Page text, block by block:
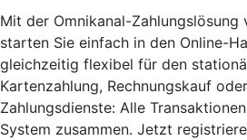
Mit der Omnikanal-Zahlungslösung
starten Sie einfach in den Online-
gleichzeitig flexibel für den
Kartenzahlung, Rechnungskauf
Zahlungsdienste: Alle
System zusammen. Jetzt